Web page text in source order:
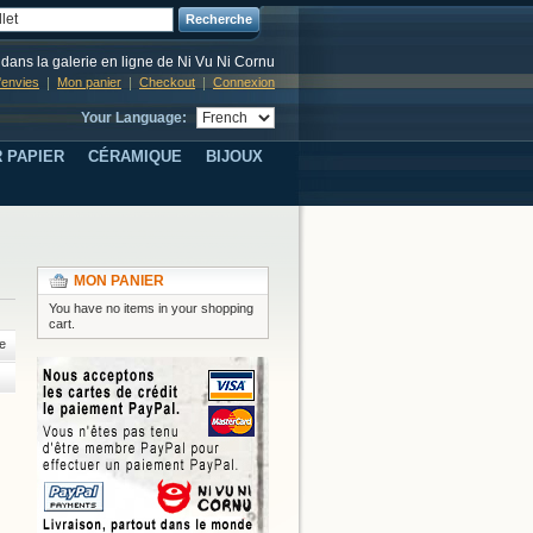
Recherche
la galerie en ligne de Ni Vu Ni Cornu
Mon panier Checkout Connexion
Your Language:
PAPIER CÉRAMIQUE BIJOUX
MON PANIER
You have no items in your shopping
cart.